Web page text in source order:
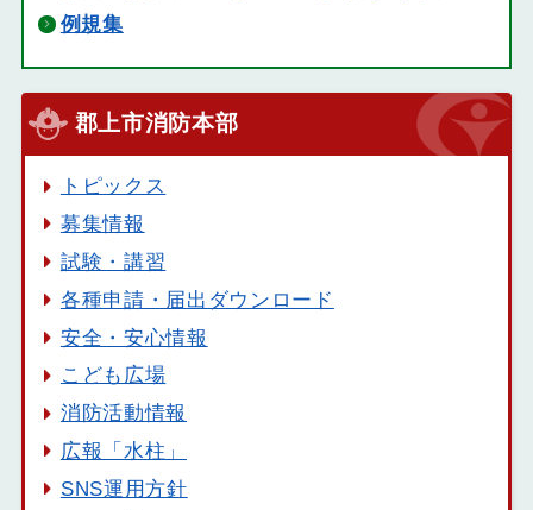
例規集
郡上市消防本部
トピックス
募集情報
試験・講習
各種申請・届出ダウンロード
安全・安心情報
こども広場
消防活動情報
広報「水柱」
SNS運用方針